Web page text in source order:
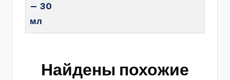
— 30
мл
Найдены похожие